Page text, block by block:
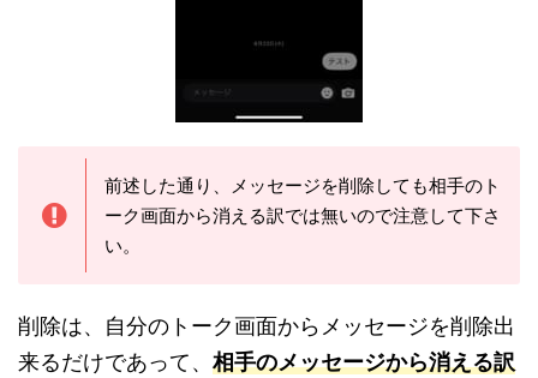
前述した通り、メッセージを削除しても相手のト
ーク画面から消える訳では無いので注意して下さ
い。
削除は、自分のトーク画面からメッセージを削除出
来るだけであって、 相手のメッセージから消える訳